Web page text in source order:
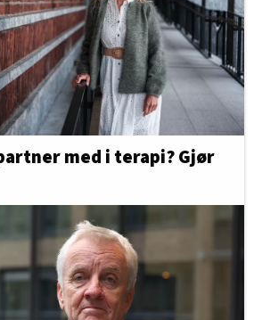
med i terapi? Gjør